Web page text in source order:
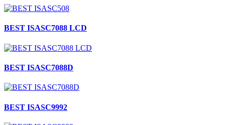
BEST ISASC7088 LCD
BEST ISASC7088D
BEST ISASC9992